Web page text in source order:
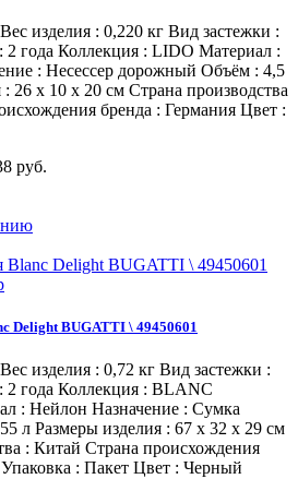
изделия : 0,220 кг Вид застежки :
года Коллекция : LIDO Материал :
: Несессер дорожный Объём : 4,5
26 х 10 х 20 см Страна производства
бренда : Германия Цвет :
руб.
Delight BUGATTI \ 49450601
изделия : 0,72 кг Вид застежки :
2 года Коллекция : BLANC
: Нейлон Назначение : Сумка
л Размеры изделия : 67 х 32 х 29 см
: Китай Страна происхождения
: Пакет Цвет : Черный